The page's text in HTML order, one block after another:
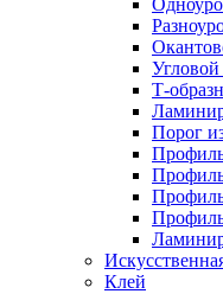
Т-
Порог
Клей